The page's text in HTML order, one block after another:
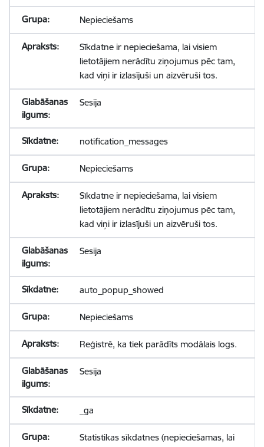
Nepieciešams
Sīkdatne ir nepieciešama, lai visiem
lietotājiem nerādītu ziņojumus pēc tam,
kad viņi ir izlasījuši un aizvēruši tos.
Sesija
notification_messages
Nepieciešams
Sīkdatne ir nepieciešama, lai visiem
lietotājiem nerādītu ziņojumus pēc tam,
kad viņi ir izlasījuši un aizvēruši tos.
Sesija
auto_popup_showed
Nepieciešams
Reģistrē, ka tiek parādīts modālais logs.
Sesija
_ga
Statistikas sīkdatnes (nepieciešamas, lai